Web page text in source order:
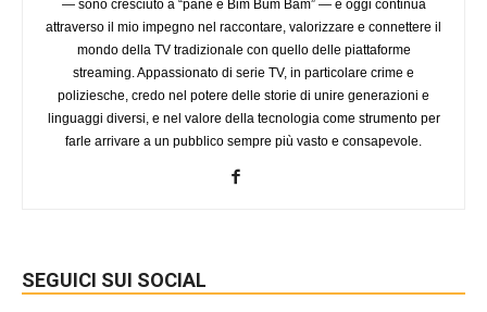
— sono cresciuto a “pane e Bim Bum Bam” — e oggi continua
attraverso il mio impegno nel raccontare, valorizzare e connettere il
mondo della TV tradizionale con quello delle piattaforme
streaming. Appassionato di serie TV, in particolare crime e
poliziesche, credo nel potere delle storie di unire generazioni e
linguaggi diversi, e nel valore della tecnologia come strumento per
farle arrivare a un pubblico sempre più vasto e consapevole.
SEGUICI SUI SOCIAL